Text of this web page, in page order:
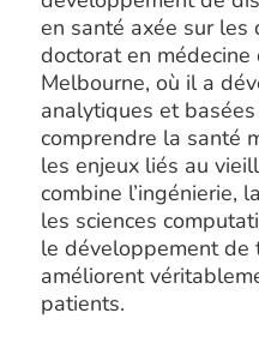
en santé axée sur les
doctorat en médecine
Melbourne, où il a
analytiques et
comprendre la santé
les enjeux liés au
combine l’ingénierie,
les sciences
le développement de
améliorent
patients.